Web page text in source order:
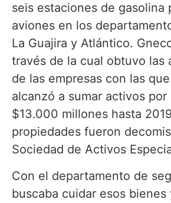
seis estaciones de gasolina
aviones en los
La Guajira y Atlántico.
través de la cual obtuvo las
de las empresas con las
alcanzó a sumar activos por
$13.000 millones hasta
propiedades fueron
Sociedad de Activos
Con el departamento de
buscaba cuidar esos bienes